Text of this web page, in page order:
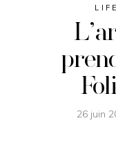
26 juin